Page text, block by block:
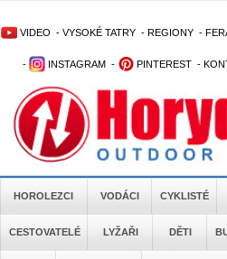
VIDEO - VYSOKÉ TATRY - REGIONY -
- INSTAGRAM - PINTEREST -
HOROLEZCI VODÁCI CYKLISTÉ
CESTOVATELÉ LYŽAŘI DĚTI